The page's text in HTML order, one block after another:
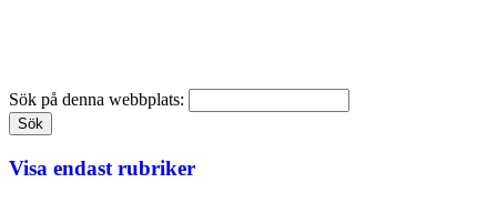
Sök på denna webbplats:
Visa endast rubriker